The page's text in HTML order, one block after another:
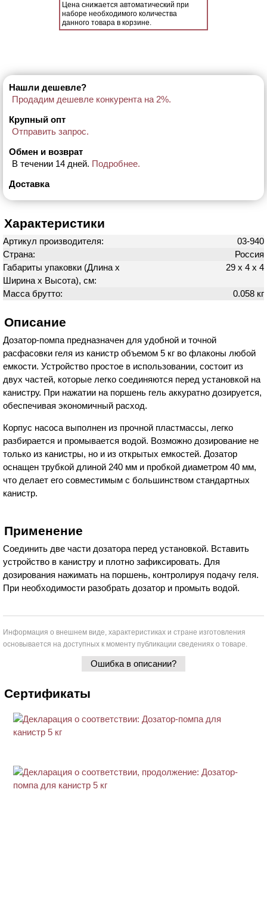
Цена снижается автоматический при
наборе необходимого количества
данного товара в корзине.
Нашли дешевле?
Продадим дешевле конкурента на 2%.
Крупный опт
Отправить запрос.
Обмен и возврат
В течении 14 дней. Подробнее.
Доставка
Характеристики
Артикул производителя:
03-940
Страна:
Россия
Габариты упаковки (Длина х
Ширина х Высота), см:
29 х 4 х 4
Масса брутто: 0.058 кг
Описание
Дозатор-помпа предназначен для удобной и точной
расфасовки геля из канистр объемом 5 кг во флаконы любой
емкости. Устройство простое в использовании, состоит из
двух частей, которые легко соединяются перед установкой на
канистру. При нажатии на поршень гель аккуратно дозируется,
обеспечивая экономичный расход.
Корпус насоса выполнен из прочной пластмассы, легко
разбирается и промывается водой. Возможно дозирование не
только из канистры, но и из открытых емкостей. Дозатор
оснащен трубкой длиной 240 мм и пробкой диаметром 40 мм,
что делает его совместимым с большинством стандартных
канистр.
Применение
Соединить две части дозатора перед установкой. Вставить
устройство в канистру и плотно зафиксировать. Для
дозирования нажимать на поршень, контролируя подачу геля.
При необходимости разобрать дозатор и промыть водой.
Информация о внешнем виде, характеристиках и стране изготовления
основывается на доступных к моменту публикации сведениях о товаре.
Ошибка в описании?
Сертификаты